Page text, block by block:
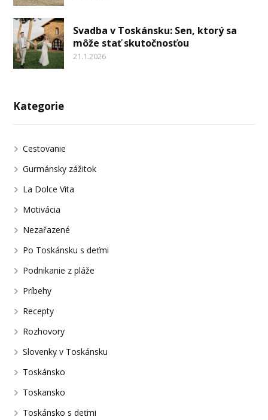
Svadba v Toskánsku: Sen, ktorý sa
môže stať skutočnosťou
21.1.2026
Kategorie
Cestovanie
Gurmánsky zážitok
La Dolce Vita
Motivácia
Nezařazené
Po Toskánsku s deťmi
Podnikanie z pláže
Príbehy
Recepty
Rozhovory
Slovenky v Toskánsku
Toskánsko
Toskansko
Toskánsko s deťmi